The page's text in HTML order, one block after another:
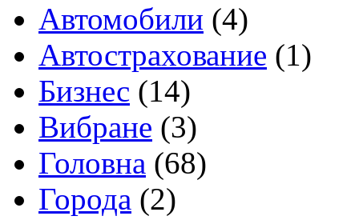
Автомобили (4)
Автострахование (1)
Бизнес (14)
Вибране (3)
Головна (68)
Города (2)